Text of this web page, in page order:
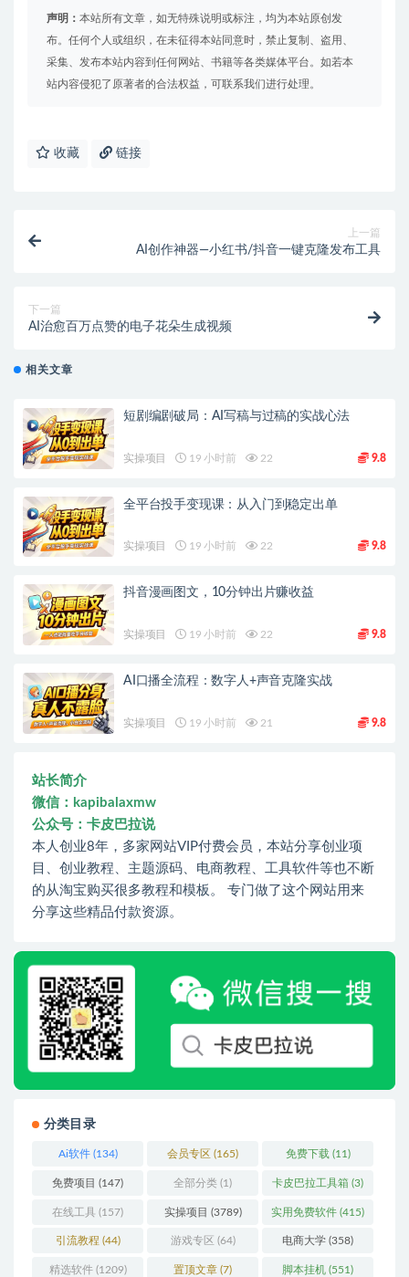
声明： 本站所有文章，如无特殊说明或标注，均为本站原创发
布。任何个人或组织，在未征得本站同意时，禁止复制、盗用、
采集、发布本站内容到任何网站、书籍等各类媒体平台。如若本
站内容侵犯了原著者的合法权益，可联系我们进行处理。
收藏 链接
上一篇
AI创作神器—小红书/抖音一键克隆发布工具
下一篇
AI治愈百万点赞的电子花朵生成视频
相关文章
短剧编剧破局：AI写稿与过稿的实战心法
实操项目 19 小时前 22 9.8
全平台投手变现课：从入门到稳定出单
实操项目 19 小时前 22 9.8
抖音漫画图文，10分钟出片赚收益
实操项目 19 小时前 22 9.8
AI口播全流程：数字人+声音克隆实战
实操项目 19 小时前 21 9.8
站长简介
微信：kapibalaxmw
公众号：卡皮巴拉说
本人创业8年，多家网站VIP付费会员，本站分享创业项
目、创业教程、主题源码、电商教程、工具软件等也不断
的从淘宝购买很多教程和模板。 专门做了这个网站用来
分享这些精品付款资源。
分类目录
Ai软件(134) 会员专区 (165) 免费下载 (11)
免费项目 (147) 全部分类 (1) 卡皮巴拉工具箱 (3)
在线工具 (157) 实操项目 (3789) 实用免费软件 (415)
引流教程 (44) 游戏专区 (64) 电商大学 (358)
精选软件(1209) 置顶文章 (7) 脚本挂机 (551)